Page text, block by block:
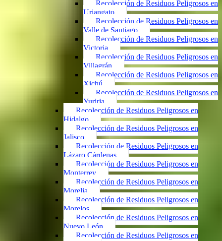
Recolección de Residuos Peligrosos en
Uriangato
Recolección de Residuos Peligrosos en
Valle de Santiago
Recolección de Residuos Peligrosos en
Victoria
Recolección de Residuos Peligrosos en
Villagrán
Recolección de Residuos Peligrosos en
Xichú
Recolección de Residuos Peligrosos en
Yuriria
Recolección de Residuos Peligrosos en
Hidalgo
Recolección de Residuos Peligrosos en
Jalisco
Recolección de Residuos Peligrosos en
Lázaro Cárdenas
Recolección de Residuos Peligrosos en
Monterrey
Recolección de Residuos Peligrosos en
Morelia
Recolección de Residuos Peligrosos en
Morelos
Recolección de Residuos Peligrosos en
Nuevo León
Recolección de Residuos Peligrosos en